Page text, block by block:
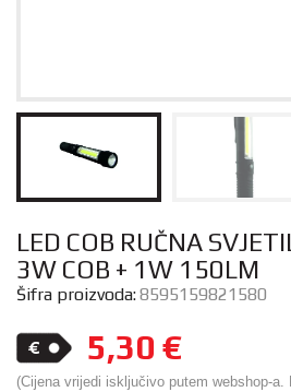
LED COB RUČNA
3W COB + 1W 150LM
Šifra proizvoda:8595159821580
5,30 €
(Cijena vrijedi isključivo putem webshop-